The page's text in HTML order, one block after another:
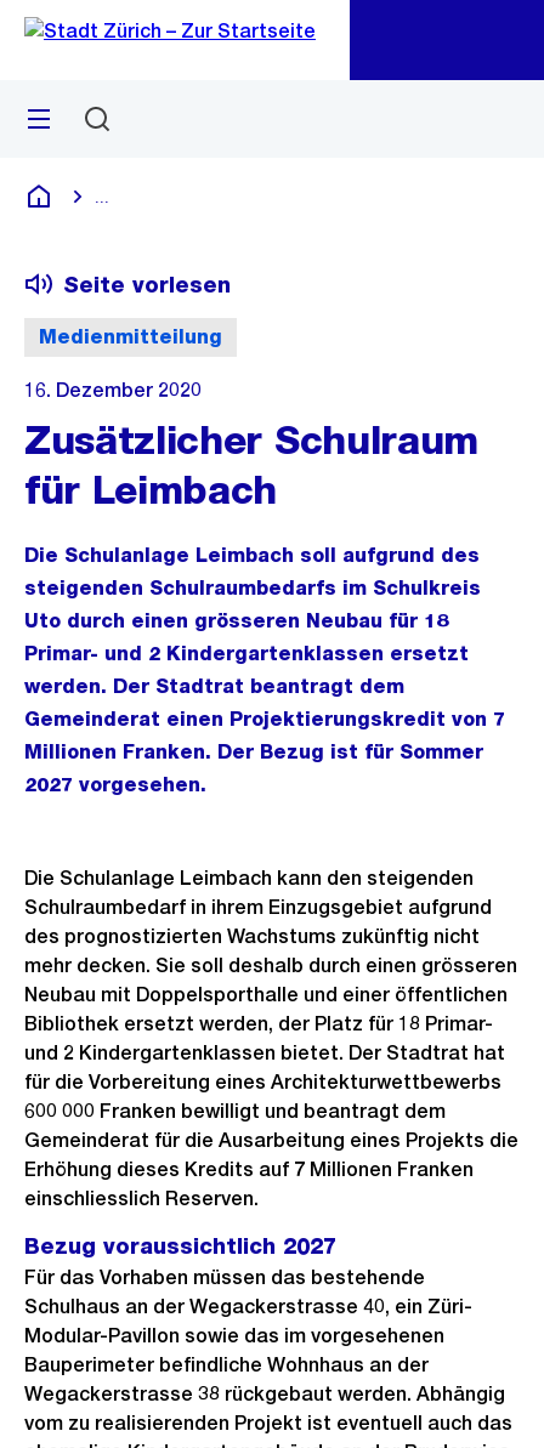
Navigation
Sprunglink
Menü
Deutsch
Medienmitteilung
Seite vorlesen
16. Dezember 2020
Zusätzlicher Schulraum
für Leimbach
Die Schulanlage Leimbach soll aufgrund des
steigenden Schulraumbedarfs im Schulkreis
Uto durch einen grösseren Neubau für 18
Primar- und 2 Kindergartenklassen ersetzt
werden. Der Stadtrat beantragt dem
Gemeinderat einen Projektierungskredit von 7
Millionen Franken. Der Bezug ist für Sommer
2027 vorgesehen.
Die Schulanlage Leimbach kann den steigenden
Schulraumbedarf in ihrem Einzugsgebiet aufgrund
des prognostizierten Wachstums zukünftig nicht
mehr decken. Sie soll deshalb durch einen grösseren
Neubau mit Doppelsporthalle und einer öffentlichen
Bibliothek ersetzt werden, der Platz für 18 Primar-
und 2 Kindergartenklassen bietet. Der Stadtrat hat
für die Vorbereitung eines Architekturwettbewerbs
600 000 Franken bewilligt und beantragt dem
Gemeinderat für die Ausarbeitung eines Projekts die
Erhöhung dieses Kredits auf 7 Millionen Franken
einschliesslich Reserven.
Bezug voraussichtlich 2027
Für das Vorhaben müssen das bestehende
Schulhaus an der Wegackerstrasse 40, ein Züri-
Modular-Pavillon sowie das im vorgesehenen
Bauperimeter befindliche Wohnhaus an der
Wegackerstrasse 38 rückgebaut werden. Abhängig
vom zu realisierenden Projekt ist eventuell auch das